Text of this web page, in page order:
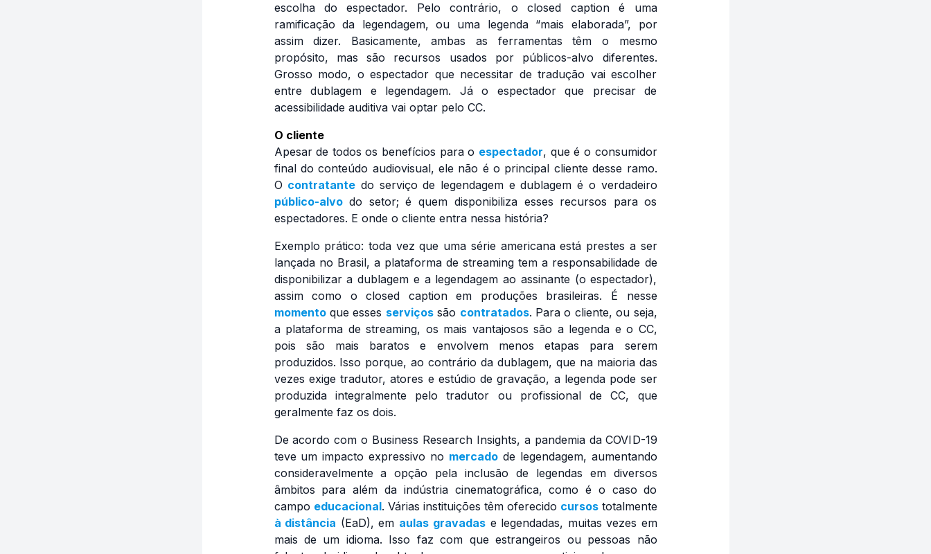
escolha do espectador. Pelo contrário, oclosed captioné uma
ramificação da legendagem, ou uma legenda “mais elaborada”, por
assim dizer. Basicamente, ambas as ferramentas têm o mesmo
propósito, mas são recursos usados por públicos-alvo diferentes.
Grosso modo, o espectador que necessitar de tradução vai escolher
entre dublagem e legendagem. Já o espectador que precisar de
acessibilidade auditiva vai optar pelo CC.
O cliente
Apesar de todos os benefícios para o espectador, que é o consumidor
final do conteúdo audiovisual, ele não é o principal cliente desse ramo.
O contratante do serviço de legendagem e dublagem é o verdadeiro
público-alvodo setor; é quem disponibiliza esses recursos para os
espectadores. E onde o cliente entra nessa história?
Exemplo prático: toda vez que uma série americana está prestes a ser
lançada no Brasil, a plataforma destreamingtem a responsabilidade de
disponibilizar a dublagem e a legendagem ao assinante (o espectador),
assim como oclosed captionem produções brasileiras. É nesse
momentoque esses serviçossão contratados. Para o cliente, ou seja,
a plataforma de streaming, os mais vantajosos são a legenda e o CC,
pois são mais baratos e envolvem menos etapas para serem
produzidos. Isso porque, ao contrário da dublagem, que na maioria das
vezes exige tradutor, atores e estúdio de gravação, a legenda pode ser
produzida integralmente pelo tradutor ou profissional de CC, que
geralmente faz os dois.
De acordo com o Business Research Insights, a pandemia da COVID-19
teve um impacto expressivo no mercadode legendagem, aumentando
consideravelmente a opção pela inclusão de legendas em diversos
âmbitos para além da indústria cinematográfica, como é o caso do
campo educacional. Várias instituições têm oferecido cursos totalmente
à distância (EaD), em aulas gravadas e legendadas, muitas vezes em
mais de um idioma. Isso faz com que estrangeiros ou pessoas não